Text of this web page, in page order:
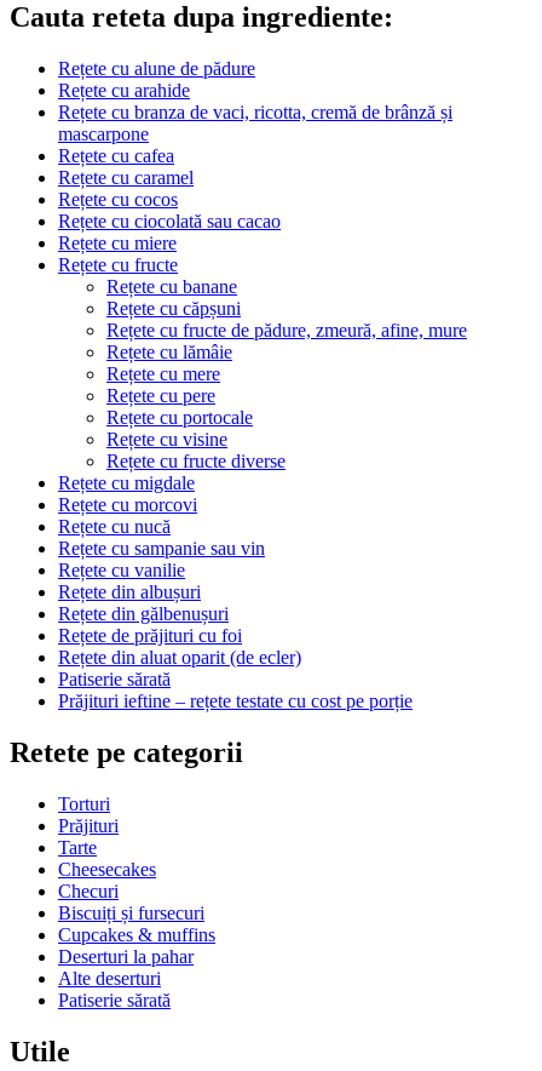
Cauta reteta dupa ingrediente:
Rețete cu alune de pădure
Rețete cu arahide
Rețete cu branza de vaci, ricotta, cremă de brânză și
mascarpone
Rețete cu cafea
Rețete cu caramel
Rețete cu cocos
Rețete cu ciocolată sau cacao
Rețete cu miere
Rețete cu fructe
Rețete cu banane
Rețete cu căpșuni
Rețete cu fructe de pădure, zmeură, afine, mure
Rețete cu lămâie
Rețete cu mere
Rețete cu pere
Rețete cu portocale
Rețete cu visine
Rețete cu fructe diverse
Rețete cu migdale
Rețete cu morcovi
Rețete cu nucă
Rețete cu sampanie sau vin
Rețete cu vanilie
Rețete din albușuri
Rețete din gălbenușuri
Rețete de prăjituri cu foi
Rețete din aluat oparit (de ecler)
Patiserie sărată
Prăjituri ieftine – rețete testate cu cost pe porție
Retete pe categorii
Torturi
Prăjituri
Tarte
Cheesecakes
Checuri
Biscuiți și fursecuri
Cupcakes & muffins
Deserturi la pahar
Alte deserturi
Patiserie sărată
Utile